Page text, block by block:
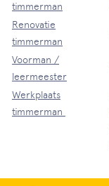
timmerman
Renovatie
timmerman
Voorman /
leermeester
Werkplaats
timmerman